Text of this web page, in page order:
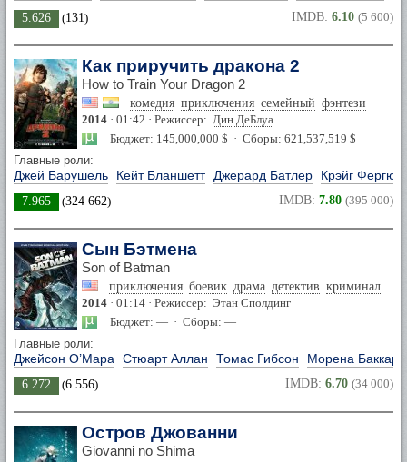
5.626 (131) IMDB: 6.10 (5 600)
Как приручить дракона 2
How to Train Your Dragon 2
комедия приключения семейный фэнтези
2014 · 01:42 · Режиссер: Дин ДеБлуа
Бюджет: 145,000,000 $ · Сборы: 621,537,519 $
Главные роли:
Джей Барушель Кейт Бланшетт Джерард Батлер Крэйг
7.965 (324 662) IMDB: 7.80 (395 000)
Сын Бэтмена
Son of Batman
приключения боевик драма детектив криминал
2014 · 01:14 · Режиссер: Этан Сполдинг
Бюджет: — · Сборы: —
Главные роли:
Джейсон О’Мара Стюарт Аллан Томас Гибсон Морена
6.272 (6 556) IMDB: 6.70 (34 000)
Остров Джованни
Giovanni no Shima